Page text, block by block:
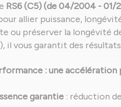
RS6 (C5) (de 04/2004 - 01/
allier puissance,
ou préserver la longévité
il vous garantit des
: une
garantie : réduction